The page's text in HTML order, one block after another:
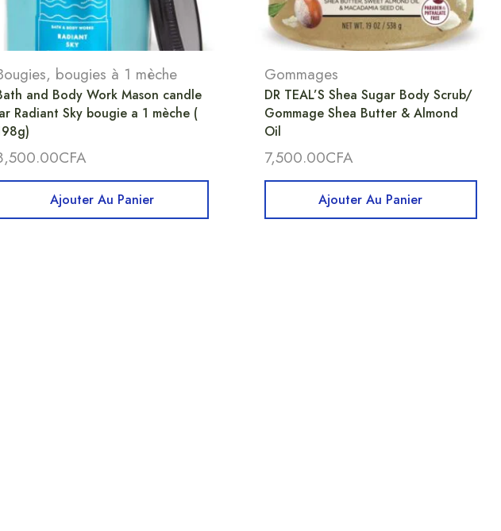
, bougies à 1 mèche
and Body Work Mason candle
Radiant Sky bougie a 1 mèche (
CFA
Ajouter Au Panier
Gommages
DR TEAL’S Shea Sugar Body Scrub/
Gommage Shea Butter & Almond
Oil
7,500.00CFA
Ajouter Au Panier